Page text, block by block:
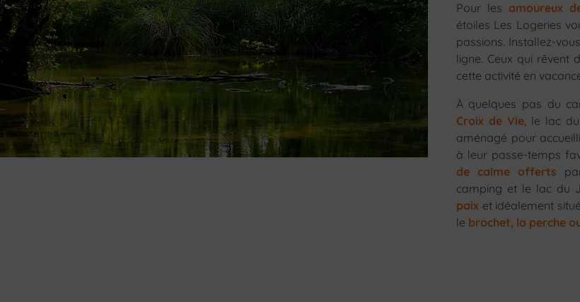
Pour les amoureux
étoiles Les Logeries
passions. Installez-
ligne. Ceux qui rêvent
cette activité en
À quelques pas du
Croix de Vie, le lac
aménagé pour
à leur passe-temps
de calme offerts
camping et le lac du
paixet idéalement
le brochet, la perche